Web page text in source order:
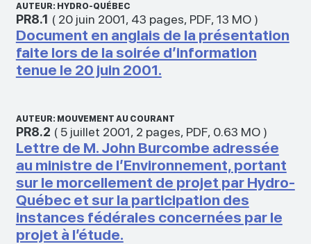
AUTEUR: HYDRO-QUÉBEC
PR8.1 ( 20 juin 2001, 43 pages, PDF, 13 MO)
Document en anglais de la présentation
faite lors de la soirée d’information
tenue le 20 juin 2001.
AUTEUR: MOUVEMENT AU COURANT
PR8.2 ( 5 juillet 2001, 2 pages, PDF, 0.63 MO)
Lettre de M. John Burcombe adressée
au ministre de l’Environnement, portant
sur le morcellement de projet par Hydro-
Québec et sur la participation des
instances fédérales concernées par le
projet à l’étude.